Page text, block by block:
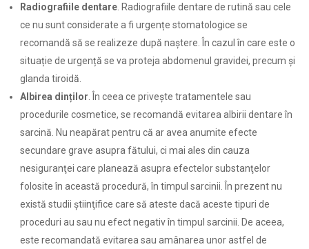
Radiografiile dentare . Radiografiile dentare de rutină sau cele
ce nu sunt considerate a fi urgențe stomatologice se
recomandă să se realizeze după naștere. În cazul în care este o
situație de urgență se va proteja abdomenul gravidei, precum și
glanda tiroidă.
Albirea dinților . În ceea ce priveşte tratamentele sau
procedurile cosmetice, se recomandă evitarea albirii dentare în
sarcină. Nu neapărat pentru că ar avea anumite efecte
secundare grave asupra fătului, ci mai ales din cauza
nesiguranţei care planează asupra efectelor substanţelor
folosite în această procedură, în timpul sarcinii. În prezent nu
există studii ştiinţifice care să ateste dacă aceste tipuri de
proceduri au sau nu efect negativ în timpul sarcinii. De aceea,
este recomandată evitarea sau amânarea unor astfel de